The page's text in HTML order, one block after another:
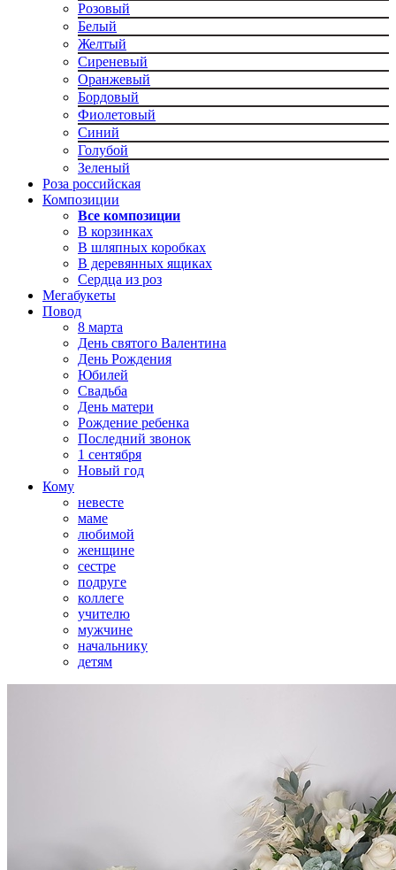
Розовый
Белый
Желтый
Сиреневый
Оранжевый
Бордовый
Фиолетовый
Синий
Голубой
Зеленый
Роза российская
Композиции
Все композиции
В корзинках
В шляпных коробках
В деревянных ящиках
Сердца из роз
Мегабукеты
Повод
8 марта
День святого Валентина
День Рождения
Юбилей
Свадьба
День матери
Рождение ребенка
Последний звонок
1 сентября
Новый год
Кому
невесте
маме
любимой
женщине
сестре
подруге
коллеге
учителю
мужчине
начальнику
детям